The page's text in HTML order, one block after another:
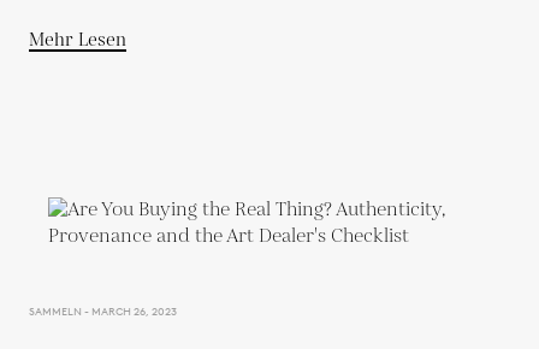
Mehr Lesen
SAMMELN - MARCH 26, 2023